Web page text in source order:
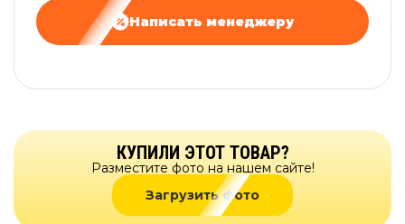
Написать менеджеру
КУПИЛИ ЭТОТ ТОВАР?
Разместите фото на нашем сайте!
Загрузить фото